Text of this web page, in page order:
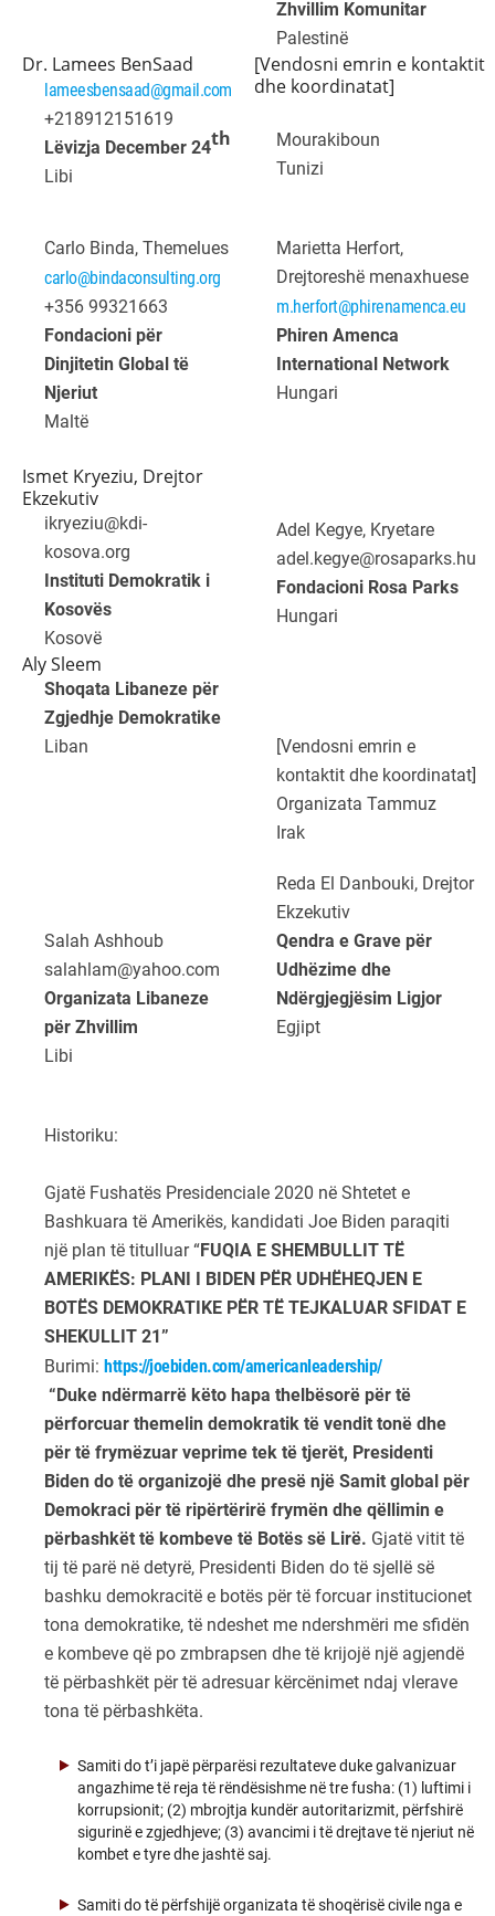
Zhvillim Komunitar
Palestinë
Dr. Lamees BenSaad
lameesbensaad@gmail.com
+218912151619
Lëvizja December 24th
Libi
[Vendosni emrin e kontaktit
dhe koordinatat]
Mourakiboun
Tunizi
Carlo Binda, Themelues
carlo@bindaconsulting.org
+356 99321663
Fondacioni për
Dinjitetin Global të
Njeriut
Maltë
Marietta Herfort,
Drejtoreshë menaxhuese
m.herfort@phirenamenca.eu
Phiren Amenca
International Network
Hungari
Ismet Kryeziu, Drejtor
Ekzekutiv
ikryeziu@kdi-
kosova.org
Instituti Demokratik i
Kosovës
Kosovë
Adel Kegye, Kryetare
adel.kegye@rosaparks.hu
Fondacioni Rosa Parks
Hungari
Aly Sleem
Shoqata Libaneze për
Zgjedhje Demokratike
Liban
[Vendosni emrin e
kontaktit dhe koordinatat]
Organizata Tammuz
Irak
Salah Ashhoub
salahlam@yahoo.com
Organizata Libaneze
për Zhvillim
Libi
Reda El Danbouki, Drejtor
Ekzekutiv
Qendra e Grave për
Udhëzime dhe
Ndërgjegjësim Ligjor
Egjipt
Historiku:
Gjatë Fushatës Presidenciale 2020 në Shtetet e
Bashkuara të Amerikës, kandidati Joe Biden paraqiti
një plan të titulluar “FUQIA E SHEMBULLIT TË
AMERIKËS: PLANI I BIDEN PËR UDHËHEQJEN E
BOTËS DEMOKRATIKE PËR TË TEJKALUAR SFIDAT E
SHEKULLIT 21”
Burimi: https://joebiden.com/americanleadership/
“Duke ndërmarrë këto hapa thelbësorë për të
përforcuar themelin demokratik të vendit tonë dhe
për të frymëzuar veprime tek të tjerët, Presidenti
Biden do të organizojë dhe presë një Samit global për
Demokraci për të ripërtërirë frymën dhe qëllimin e
përbashkët të kombeve të Botës së Lirë. Gjatë vitit të
tij të parë në detyrë, Presidenti Biden do të sjellë së
bashku demokracitë e botës për të forcuar institucionet
tona demokratike, të ndeshet me ndershmëri me sfidën
e kombeve që po zmbrapsen dhe të krijojë një agjendë
të përbashkët për të adresuar kërcënimet ndaj vlerave
tona të përbashkëta.
Samiti do t’i japë përparësi rezultateve duke galvanizuar
angazhime të reja të rëndësishme në tre fusha: (1) luftimi i
korrupsionit; (2) mbrojtja kundër autoritarizmit, përfshirë
sigurinë e zgjedhjeve; (3) avancimi i të drejtave të njeriut në
kombet e tyre dhe jashtë saj.
Samiti do të përfshijë organizata të shoqërisë civile nga e